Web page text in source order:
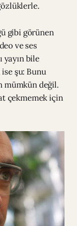
gibi görünen
ve ses
yayın bile
şu: Bunu
mümkün değil.
çekmemek için